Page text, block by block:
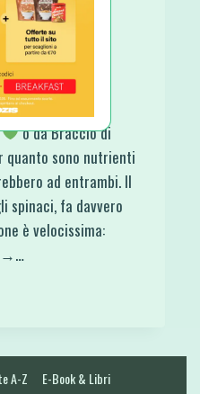
light e
spinaci light e
o da Braccio di
quanto sono nutrienti
ad entrambi. Il
spinaci, fa davvero
è velocissima:
→…
A-Z E-Book & Libri